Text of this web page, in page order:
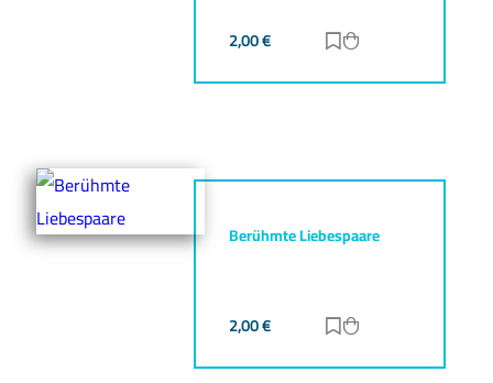
2,00€ Zur Merkliste
Berühmte Liebespaare
2,00€ Zur Merkliste